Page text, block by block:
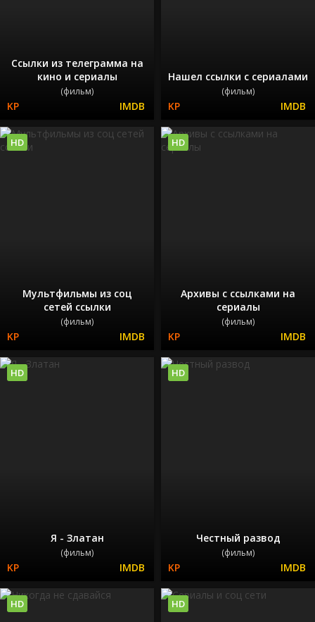
Ссылки из телеграмма на
кино и сериалы
(фильм)
Нашел ссылки с сериалами
(фильм)
Мультфильмы из соц
сетей ссылки
(фильм)
HD
Архивы с ссылками на
сериалы
(фильм)
HD
Я - Златан
(фильм)
HD
Честный развод
(фильм)
HD
HD HD